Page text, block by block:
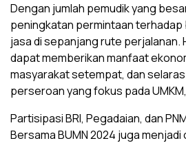
Dengan jumlah pemudik yang
peningkatan permintaan
jasa di sepanjang rute perjalanan.
dapat memberikan manfaat
masyarakat setempat, dan
perseroan yang fokus pada
Partisipasi BRI, Pegadaian, dan
Bersama BUMN 2024 juga